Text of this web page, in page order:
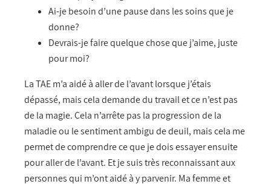
Ai-je besoin d’une pause dans les soins que je
donne?
Devrais-je faire quelque chose que j’aime, juste
pour moi?
La TAE m’a aidé à aller de l’avant lorsque j’étais
dépassé, mais cela demande du travail et ce n’est pas
de la magie. Cela n’arrête pas la progression de la
maladie ou le sentiment ambigu de deuil, mais cela me
permet de comprendre ce que je dois essayer ensuite
pour aller de l’avant. Et je suis très reconnaissant aux
personnes qui m’ont aidé à y parvenir. Ma femme et